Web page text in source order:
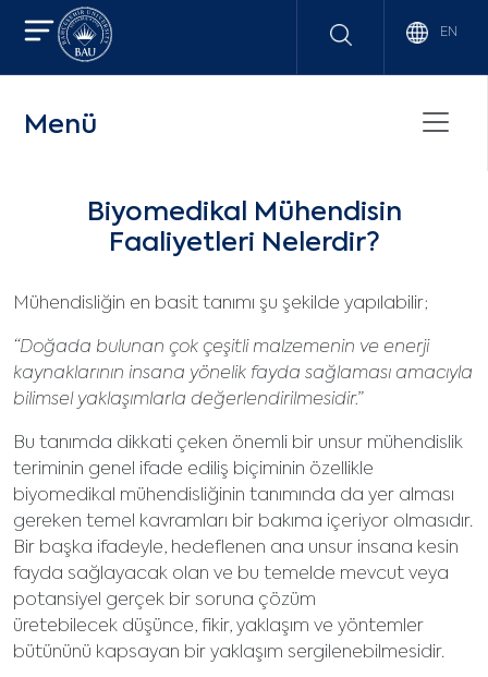
EN
Menü
Biyomedikal Mühendisin
Faaliyetleri Nelerdir?
Mühendisliğin en basit tanımı şu şekilde yapılabilir;
“Doğada bulunan çok çeşitli malzemenin ve enerji
kaynaklarının insana yönelik fayda sağlaması amacıyla
bilimsel yaklaşımlarla değerlendirilmesidir.”
Bu tanımda dikkati çeken önemli bir unsur mühendislik
teriminin genel ifade ediliş biçiminin özellikle
biyomedikal mühendisliğinin tanımında da yer alması
gereken temel kavramları bir bakıma içeriyor olmasıdır.
Bir başka ifadeyle, hedeflenen ana unsur insana kesin
fayda sağlayacak olan ve bu temelde mevcut veya
potansiyel gerçek bir soruna çözüm
üretebilecek düşünce, fikir, yaklaşım ve yöntemler
bütününü kapsayan bir yaklaşım sergilenebilmesidir.